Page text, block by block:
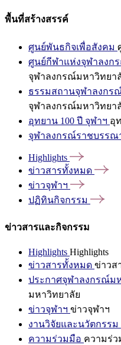
พื้นที่สร้างสรรค์
ศูนย์พันธกิจเพื่อสังคม
ศูนย์กีฬาแห่งจุฬาลงก
จุฬาลงกรณ์มหาวิทยา
ธรรมสถานจุฬาลงกร
จุฬาลงกรณ์มหาวิทยา
อุทยาน 100 ปี จุฬาฯ อุ
จุฬาลงกรณ์ราชบรรณ
Highlights
ข่าวสารทั้งหมด
ข่าวจุฬาฯ
ปฏิทินกิจกรรม
ข่าวสารและกิจกรรม
Highlights Highlights
ข่าวสารทั้งหมด ข่าวส
ประกาศจุฬาลงกรณ์ม
มหาวิทยาลัย
ข่าวจุฬาฯ ข่าวจุฬาฯ
งานวิจัยและนวัตกรรม
ความร่วมมือ ความร่ว